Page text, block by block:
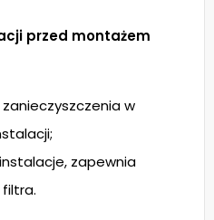
przed montażem
w
zapewnia